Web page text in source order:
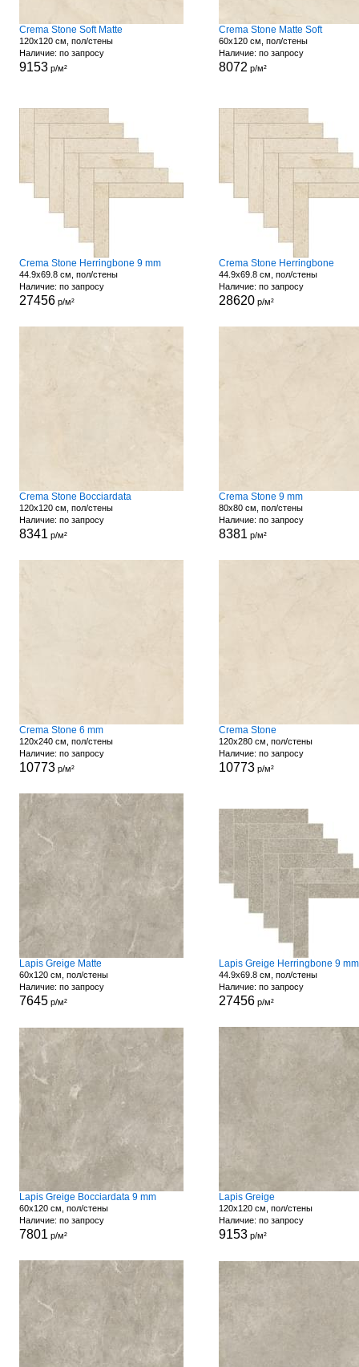
Crema Stone Soft Matte
120x120 см, пол/стены
Наличие: по запросу
9153р/м²
Crema Stone Matte Soft
60x120 см, пол/стены
Наличие: по запросу
8072 р/м²
Crema Stone Herringbone 9 mm
44.9x69.8 см, пол/стены
Наличие: по запросу
27456р/м²
Crema Stone Herringbone
44.9x69.8 см, пол/стены
Наличие: по запросу
28620р/м²
Crema Stone Bocciardata
120x120 см, пол/стены
Наличие: по запросу
8341 р/м²
Crema Stone 9 mm
80x80 см, пол/стены
Наличие: по запросу
8381 р/м²
Crema Stone 6 mm
120x240 см, пол/стены
Наличие: по запросу
10773р/м²
Crema Stone
120x280 см, пол/стены
Наличие: по запросу
10773р/м²
Lapis Greige Matte
60x120 см, пол/стены
Наличие: по запросу
7645р/м²
Lapis Greige Herringbone 9 mm
44.9x69.8 см, пол/стены
Наличие: по запросу
27456р/м²
Lapis Greige Bocciardata 9 mm
60x120 см, пол/стены
Наличие: по запросу
7801 р/м²
Lapis Greige
120x120 см, пол/стены
Наличие: по запросу
9153р/м²